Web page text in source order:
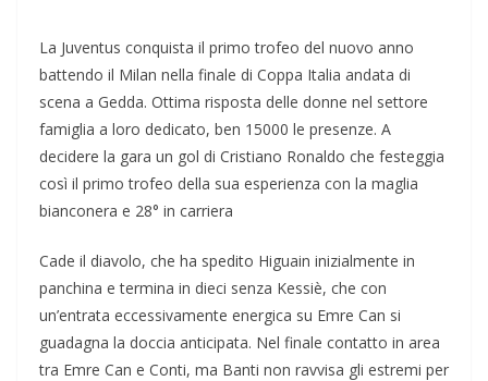
La Juventus conquista il primo trofeo del nuovo anno
battendo il Milan nella finale di Coppa Italia andata di
scena a Gedda. Ottima risposta delle donne nel settore
famiglia a loro dedicato, ben 15000 le presenze. A
decidere la gara un gol di Cristiano Ronaldo che festeggia
così il primo trofeo della sua esperienza con la maglia
bianconera e 28° in carriera
Cade il diavolo, che ha spedito Higuain inizialmente in
panchina e termina in dieci senza Kessiè, che con
un’entrata eccessivamente energica su Emre Can si
guadagna la doccia anticipata. Nel finale contatto in area
tra Emre Can e Conti, ma Banti non ravvisa gli estremi per